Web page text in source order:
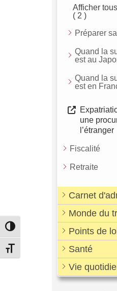
Passer en contraste élevé
Changer la taille de la police
Afficher
( 2 )
Préparer
Quand la
est au
Quand la
est en
une
l’étranger
Fiscalité
Retraite
Carnet
Monde du
Points de
Santé
Vie